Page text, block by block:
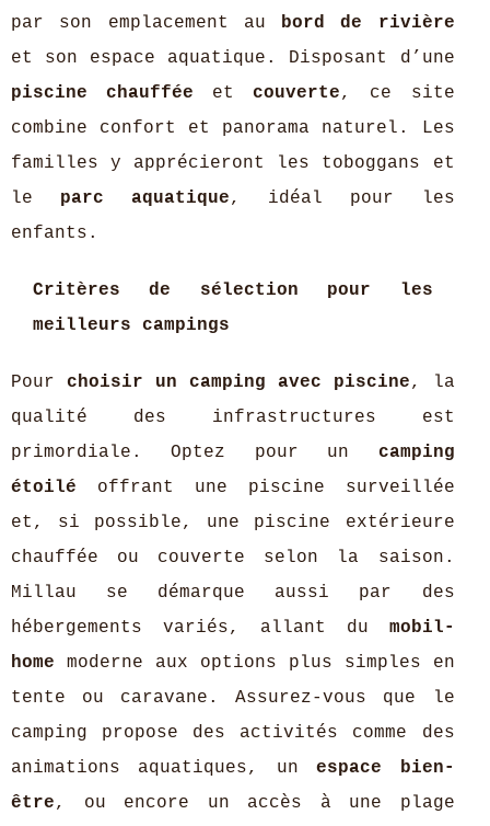
par son emplacement au bord de rivière
et son espace aquatique. Disposant d’une
piscine chauffée etcouverte, ce site
combine confort et panorama naturel. Les
familles y apprécieront les toboggans et
le parc aquatique, idéal pour les
enfants.
Critères de sélection pour les
meilleurs campings
Pour choisir un camping avec piscine, la
qualité des infrastructures est
primordiale. Optez pour un camping
étoilé offrant une piscine surveillée
et, si possible, une piscine extérieure
chauffée ou couverte selon la saison.
Millau se démarque aussi par des
hébergements variés, allant du mobil-
home moderne aux options plus simples en
tente ou caravane. Assurez-vous que le
camping propose des activités comme des
animations aquatiques, unespace bien-
être, ou encore un accès à une plage